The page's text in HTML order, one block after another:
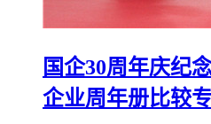
国企30周年庆纪
企业周年册比较